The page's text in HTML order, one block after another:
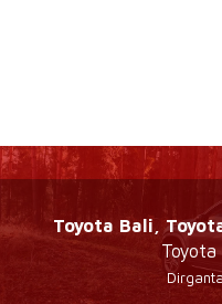
Toyota Bali,
Toyota